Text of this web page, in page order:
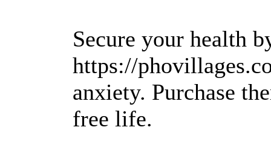
Secure your health
https://
anxiety. Purchase
free life.